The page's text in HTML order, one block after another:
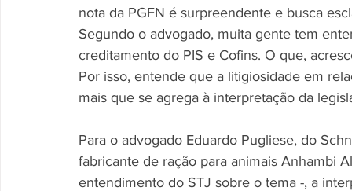
nota da PGFN é surpreendente e busca
Segundo o advogado, muita gente tem
creditamento do PIS e Cofins. O que,
Por isso, entende que a litigiosidade em
mais que se agrega à interpretação da
Para o advogado Eduardo Pugliese, do
fabricante de ração para animais Anhambi
entendimento do STJ sobre o tema -, a